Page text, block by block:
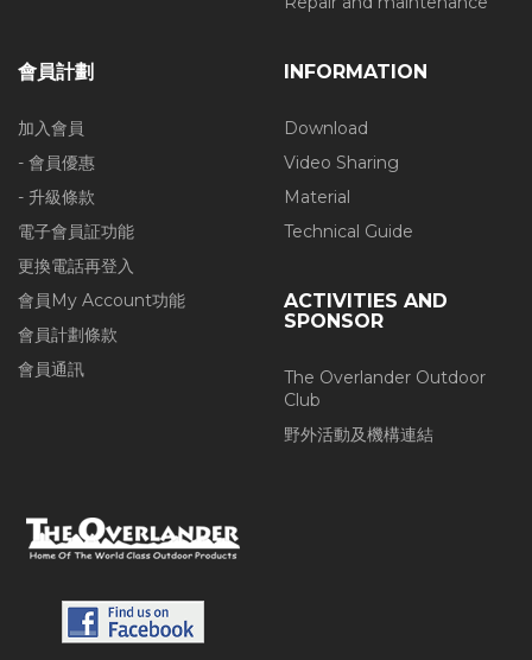
會員計劃
加入會員
- 會員優惠
- 升級條款
電子會員証功能
更換電話再登入
會員My Account功能
會員計劃條款
會員通訊
INFORMATION
Download
Video Sharing
Material
Technical Guide
ACTIVITIES AND
SPONSOR
The Overlander Outdoor
Club
野外活動及機構連結